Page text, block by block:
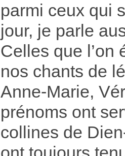
parmi ceux qui
jour, je parle
Celles que l’on
nos chants de
Anne-Marie,
prénoms ont
collines de